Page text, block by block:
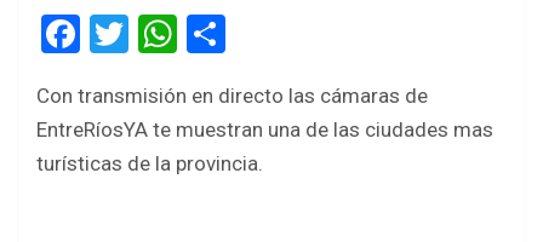
F
ce
b
T
tt
er
W
at
s
A
ar
e
Con transmisión en directo las cámaras de
EntreRíosYA te muestran una de las ciudades mas
turísticas de la provincia.